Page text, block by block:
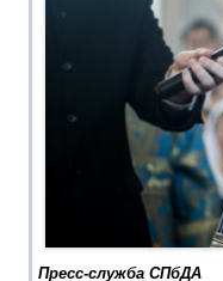
Пресс-служба СПбДА